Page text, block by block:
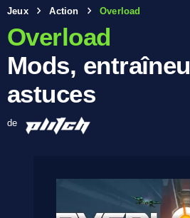
Jeux Action Overload
Overload
Mods,
astuces
de